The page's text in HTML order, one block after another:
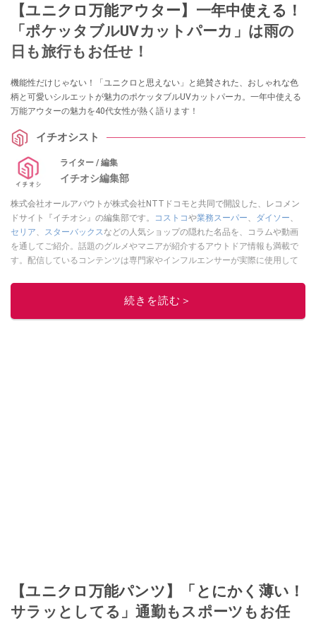
【ユニクロ万能アウター】一年中使える！
「ポケッタブルUVカットパーカ」は雨の
日も旅行もお任せ！
機能性だけじゃない！「ユニクロと思えない」と絶賛された、おしゃれな色
柄と可愛いシルエットが魅力のポケッタブルUVカットパーカ。一年中使える
万能アウターの魅力を40代女性が熱く語ります！
イチオシスト
ライター / 編集
イチオシ編集部
株式会社オールアバウトが株式会社NTTドコモと共同で開設した、レコメン
ドサイト『イチオシ』の編集部です。
コストコや業務スーパー ダイソー
セリア
スターバックス などの人気ショップの隠れた名品を、コラムや動画
を通してご紹介。話題のグルメやマニアが紹介するアウトドア情報も満載で
す。配信しているコンテンツは専門家やインフルエンサーが実際に使用して
ニュースでフォロー
続きを読む＞
【ユニクロ万能パンツ】「とにかく薄い！
サラッとしてる」通勤もスポーツもお任